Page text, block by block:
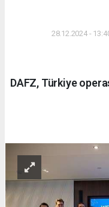
28.12.2024 -
DAFZ, Türkiye